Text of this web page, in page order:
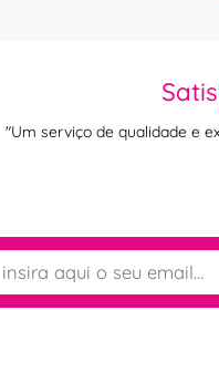
"Um serviço de qualidade e